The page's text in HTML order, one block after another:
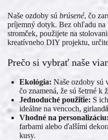
Naše ozdoby sú brúsené, čo
príjemný dotyk. Bez ohľadu na
stromček, použijete na
kreatívneho DIY projektu,
Prečo si vybrať naše
Ekológia: Naše ozdoby sú
čo znamená, že sú šetrné k
Jednoduché použitie: S
ideálne na vencoch,
Vhodné na personalizáciu:
farbami alebo ďalšími
kusy.